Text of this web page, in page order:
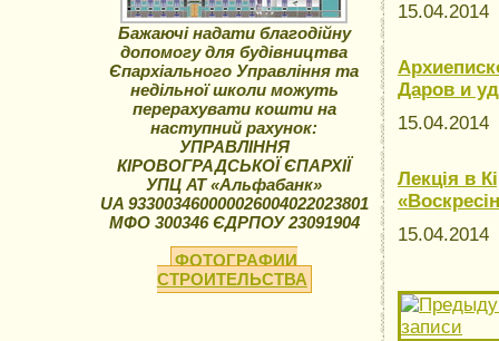
Бажаючі надати благодійну
допомогу для будівництва
Єпархіального Управління та
недільної школи можуть
перерахувати кошти на
наступний рахунок:
УПРАВЛІННЯ
КІРОВОГРАДСЬКОЇ ЄПАРХІЇ
УПЦ АТ «Альфабанк»
UA 933003460000026004022023801
МФО 300346 ЄДРПОУ 23091904
ФОТОГРАФИИ
СТРОИТЕЛЬСТВА
15.04.2014
Даров и
15.04.2014
Лекція в
15.04.2014